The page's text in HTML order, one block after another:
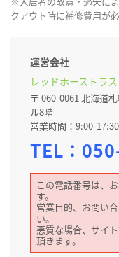
クアウト時に補修費用が
運営会社
レッドホーストラ
〒 060-0061 北海道
ル8階
営業時間：9:00-
TEL：
この電話番号は、
す。
営業目的、お問い
い。
悪質な場合、サイ
頂きます。